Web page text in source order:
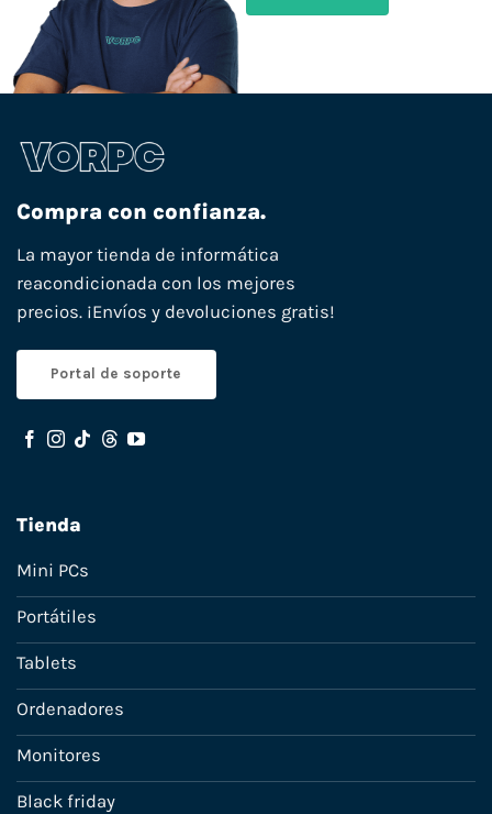
Compra con confianza.
La mayor tienda de informática
reacondicionada con los mejores
precios. ¡Envíos y devoluciones gratis!
Portal de soporte
Tienda
Mini PCs
Portátiles
Tablets
Ordenadores
Monitores
Black friday